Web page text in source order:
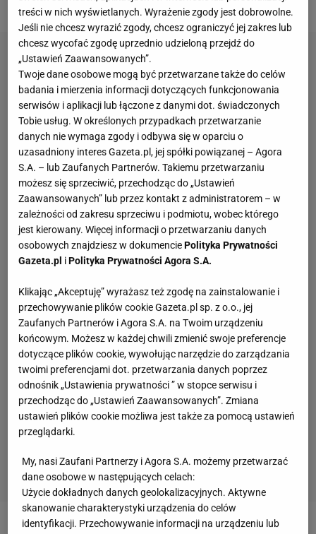
treści w nich wyświetlanych. Wyrażenie zgody jest dobrowolne.
Jeśli nie chcesz wyrazić zgody, chcesz ograniczyć jej zakres lub
chcesz wycofać zgodę uprzednio udzieloną przejdź do
„Ustawień Zaawansowanych”.
Twoje dane osobowe mogą być przetwarzane także do celów
badania i mierzenia informacji dotyczących funkcjonowania
serwisów i aplikacji lub łączone z danymi dot. świadczonych
Tobie usług. W określonych przypadkach przetwarzanie
danych nie wymaga zgody i odbywa się w oparciu o
uzasadniony interes Gazeta.pl, jej spółki powiązanej – Agora
S.A. – lub Zaufanych Partnerów. Takiemu przetwarzaniu
możesz się sprzeciwić, przechodząc do „Ustawień
Zaawansowanych” lub przez kontakt z administratorem – w
zależności od zakresu sprzeciwu i podmiotu, wobec którego
jest kierowany. Więcej informacji o przetwarzaniu danych
osobowych znajdziesz w dokumenciePolityka Prywatności
Gazeta.pl iPolityka Prywatności Agora S.A.
Klikając „Akceptuję” wyrażasz też zgodę na zainstalowanie i
przechowywanie plików cookie Gazeta.pl sp. z o.o., jej
Zaufanych Partnerów i Agora S.A. na Twoim urządzeniu
końcowym. Możesz w każdej chwili zmienić swoje preferencje
dotyczące plików cookie, wywołując narzędzie do zarządzania
twoimi preferencjami dot. przetwarzania danych poprzez
odnośnik „Ustawienia prywatności ” w stopce serwisu i
przechodząc do „Ustawień Zaawansowanych”. Zmiana
ustawień plików cookie możliwa jest także za pomocą ustawień
przeglądarki.
My, nasi Zaufani Partnerzy i Agora S.A. możemy przetwarzać
dane osobowe w następujących celach:
Użycie dokładnych danych geolokalizacyjnych. Aktywne
skanowanie charakterystyki urządzenia do celów
identyfikacji. Przechowywanie informacji na urządzeniu lub